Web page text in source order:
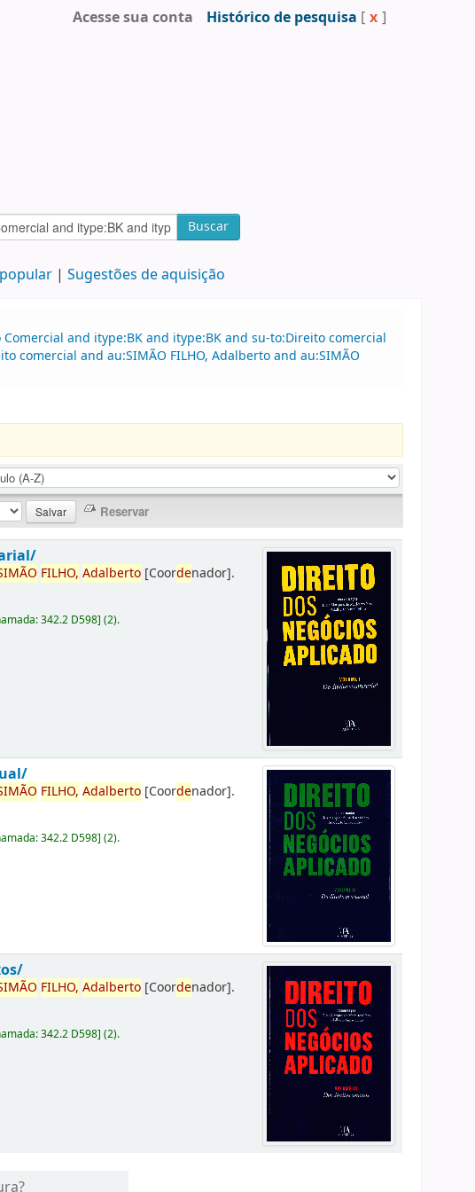
Acesse sua conta Histórico de pesquisa [ x ]
Buscar
Sugestões de aquisição
and itype:BK and itype:BK and su-to:Direito comercial
comercial and au:SIMÃO FILHO, Adalberto and au:SIMÃO
FILHO, Adalberto [Coordenador].
342.2 D598](2).
FILHO, Adalberto [Coordenador].
342.2 D598](2).
FILHO, Adalberto [Coordenador].
342.2 D598](2).